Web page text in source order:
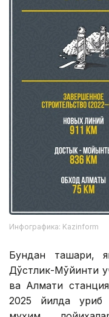
Инфографика: Kazinform
Бундан ташқари,
Дўстлик-Мўйинти
ва Алмати
2025 йилда қуриб